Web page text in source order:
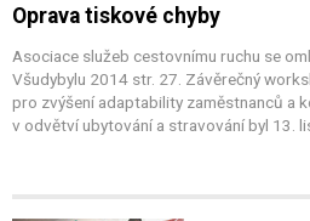
Oprava tiskové chyby
Asociace služeb cestovnímu ruchu se
Všudybylu 2014 str. 27. Závěrečný
pro zvýšení adaptability zaměstnanců a
v odvětví ubytování a stravování byl 13.